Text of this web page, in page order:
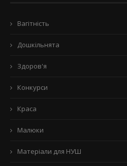
Вагітність
Дошкільнята
Здоров'я
Конкурси
Краса
Малюки
Матеріали для НУШ